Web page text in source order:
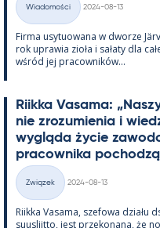
Kategorie
Wiadomości
2024-08-13
Firma usy­tuowana w dworze
rok uprawia zioła i sałaty dla
wśród jej pracow­ników...
Riikka Va­sama:
nie zrozu­mie­nia i
wygląda życie
pracow­nika
Kategorie
Związek
2024-08-13
Riikka Va­sama, sze­fowa
suus­liitto, jest prze­ko­nana, że